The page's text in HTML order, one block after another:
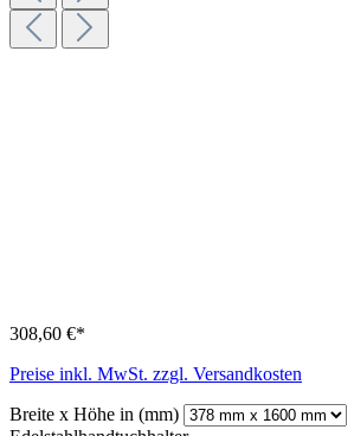
308,60 €*
Preise inkl. MwSt. zzgl. Versandkosten
Breite x Höhe in (mm)